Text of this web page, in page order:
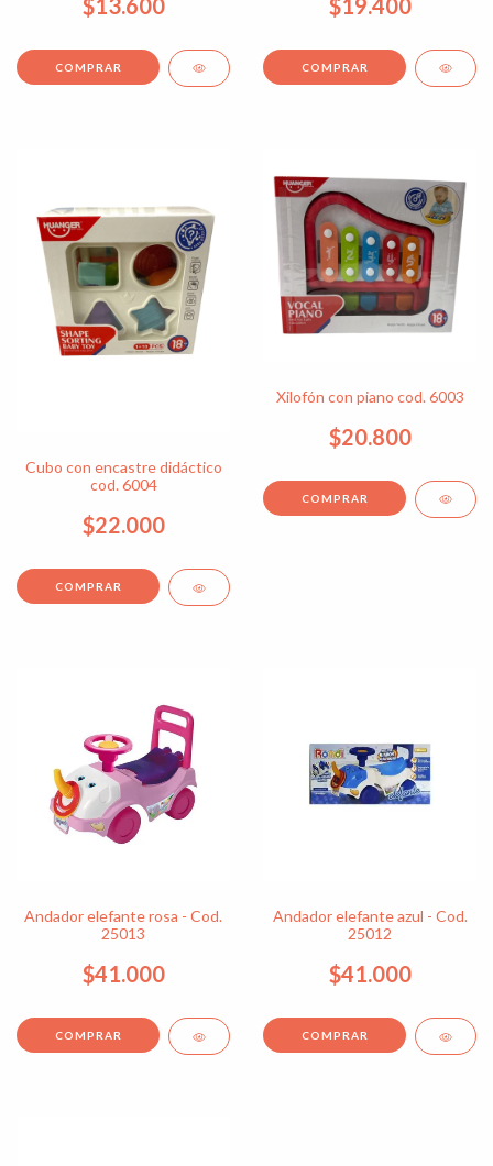
Cubo con encastre didáctico
cod. 6004
$22.000
Xilofón con piano cod. 6003
$20.800
Andador elefante rosa - Cod.
25013
$41.000
Andador elefante azul - Cod.
25012
$41.000